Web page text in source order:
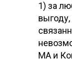
1) за
МА и